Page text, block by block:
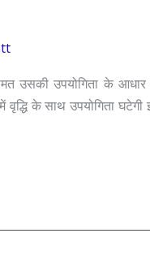
उसकी उपयोगिता के
के साथ उपयोगिता घटेगी